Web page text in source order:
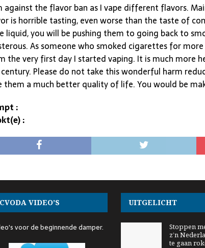
against the flavor ban as I vape different flavors.
is horrible tasting, even worse than the taste of
liquid, you will be pushing them to going back to
As someone who smoked cigarettes for
the very first day I started vaping. It is much more
Please do not take this wonderful harm
them a much better quality of life. You would be
:
:
VIDEO’S
voor de beginnende damper.
UITGELICHT
Stoppen
z’n
te gaan